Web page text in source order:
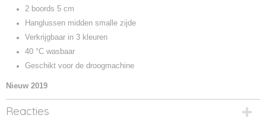
2 boords 5 cm
Hanglussen midden smalle zijde
Verkrijgbaar in 3 kleuren
40 °C wasbaar
Geschikt voor de droogmachine
Nieuw 2019
Reacties